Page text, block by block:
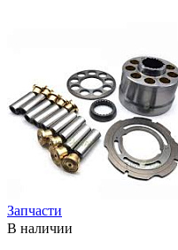
Запчасти
В наличии